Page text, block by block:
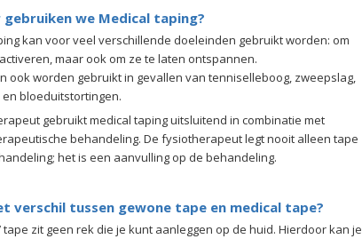
gebruiken we Medical taping?
kan voor veel verschillende doeleinden gebruikt worden: om
maar ook om ze te laten ontspannen.
ook worden gebruikt in gevallen van tenniselleboog, zweepslag,
bloeduitstortingen.
gebruikt medical taping uitsluitend in combinatie met
behandeling. De fysiotherapeut legt nooit alleen tape
het is een aanvulling op de behandeling.
verschil tussen gewone tape en medical tape?
tape zit geen rek die je kunt aanleggen op de huid. Hierdoor kan je